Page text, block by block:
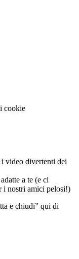
cookie
i video divertenti dei
a te (e ci
i nostri amici pelosi!)
e chiudi” qui di